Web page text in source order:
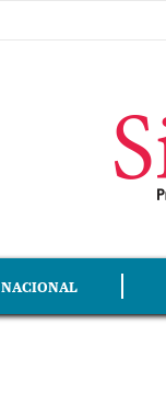
NACIONAL